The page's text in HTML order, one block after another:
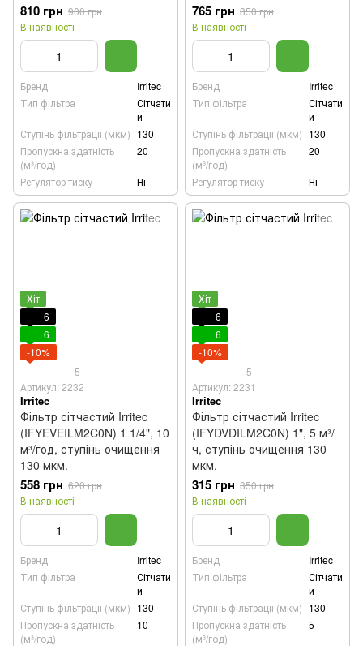
810 грн 900 грн
В наявності
Бренд
Irritec
Тип фільтра
Сітчати
й
Ступінь фільтрації (мкм) 130
Пропускна здатність
(м³/год)
20
Регулятор тиску Ні
765 грн 850 грн
В наявності
Бренд
Irritec
Тип фільтра
Сітчати
й
Ступінь фільтрації (мкм) 130
Пропускна здатність
(м³/год)
20
Регулятор тиску Ні
Хіт
6
6
-10%
5
Артикул: 2232
Irritec
Фільтр сітчастий Irritec
(IFYEVEILM2C0N) 1 1/4", 10
м³/год, ступінь очищення
130 мкм.
558 грн 620 грн
В наявності
Бренд
Irritec
Тип фільтра
Сітчати
й
Ступінь фільтрації (мкм) 130
Пропускна здатність
(м³/год)
10
Хіт
6
6
-10%
5
Артикул: 2231
Irritec
Фільтр сітчастий Irritec
(IFYDVDILM2C0N) 1", 5 м³/
ч, ступінь очищення 130
мкм.
315 грн 350 грн
В наявності
Бренд
Irritec
Тип фільтра
Сітчати
й
Ступінь фільтрації (мкм) 130
Пропускна здатність
(м³/год)
5